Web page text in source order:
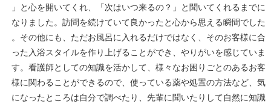
」と心を開いてくれ、「次はいつ来るの？」と聞いてくれるまでに
なりました。訪問を続けていて良かったと心から思える瞬間でした
。その他にも、ただお風呂に入れるだけではなく、そのお客様に合
った入浴スタイルを作り上げることができ、やりがいを感じていま
す。看護師としての知識を活かして、様々なお困りごとのあるお客
様に関わることができるので、使っている薬や処置の方法など、気
になったところは自分で調べたり、先輩に聞いたりして自然に知識